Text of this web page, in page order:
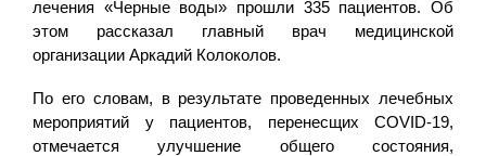
лечения «Черные воды» прошли 335 пациентов. Об
этом рассказал главный врач медицинской
организации Аркадий Колоколов.
По его словам, в результате проведенных лечебных
мероприятий у пациентов, перенесщих COVID-19,
отмечается улучшение общего состояния,